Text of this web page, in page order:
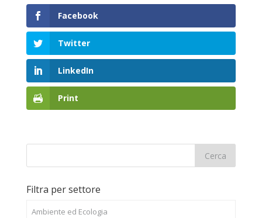
Facebook
Twitter
LinkedIn
Print
Filtra per settore
Ambiente ed Ecologia